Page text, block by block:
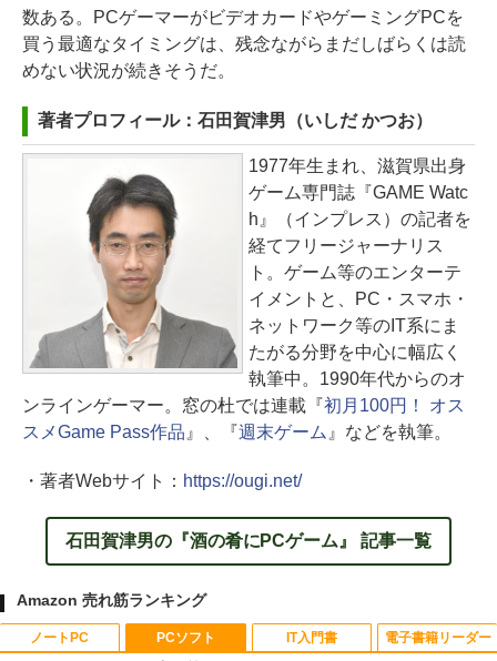
数ある。PCゲーマーがビデオカードやゲーミングPCを
買う最適なタイミングは、残念ながらまだしばらくは読
めない状況が続きそうだ。
著者プロフィール：石田賀津男（いしだ かつお）
1977年生まれ、滋賀県出身
ゲーム専門誌『GAME Watc
h』（インプレス）の記者を
経てフリージャーナリス
ト。ゲーム等のエンターテ
イメントと、PC・スマホ・
ネットワーク等のIT系にま
たがる分野を中心に幅広く
執筆中。1990年代からのオ
ンラインゲーマー。窓の杜では連載『初月100円！ オス
スメGame Pass作品 』、『週末ゲーム 』などを執筆。
・著者Webサイト： https://ougi.net/
石田賀津男の『酒の肴にPCゲーム』 記事一覧
Amazon 売れ筋ランキング
ノートPC PCソフト IT入門書 電子書籍リーダー